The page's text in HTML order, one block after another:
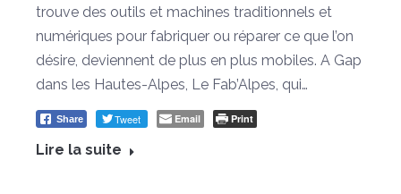
trouve des outils et machines traditionnels et
numériques pour fabriquer ou réparer ce que l’on
désire, deviennent de plus en plus mobiles. A Gap
dans les Hautes-Alpes, Le Fab’Alpes, qui…
Share Tweet Email Print
Lire la suite